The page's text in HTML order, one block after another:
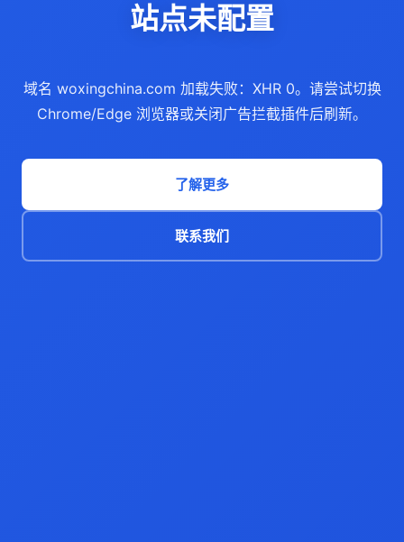
站点未配置
域名 woxingchina.com 加载失败：XHR 0。请尝试切换
Chrome/Edge 浏览器或关闭广告拦截插件后刷新。
了解更多
联系我们